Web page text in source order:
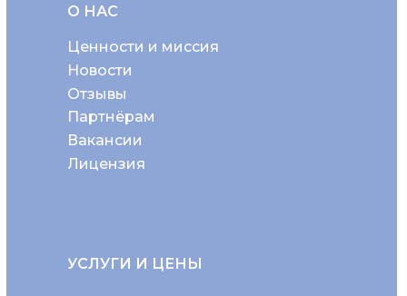
О НАС
Ценности и миссия
Новости
Отзывы
Партнёрам
Вакансии
Лицензия
УСЛУГИ И ЦЕНЫ